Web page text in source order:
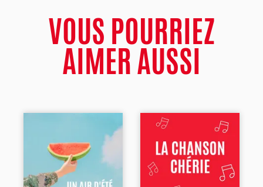
VOUS POURRIEZ
AIMER AUSSI